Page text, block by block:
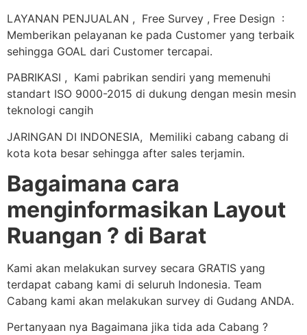
LAYANAN PENJUALAN , Free Survey , Free Design :
Memberikan pelayanan ke pada Customer yang terbaik
sehingga GOAL dari Customer tercapai.
PABRIKASI , Kami pabrikan sendiri yang memenuhi
standart ISO 9000-2015 di dukung dengan mesin mesin
teknologi cangih
JARINGAN DI INDONESIA, Memiliki cabang cabang di
kota kota besar sehingga after sales terjamin.
Bagaimana cara
menginformasikan Layout
Ruangan ? di Barat
Kami akan melakukan survey secara GRATIS yang
terdapat cabang kami di seluruh Indonesia. Team
Cabang kami akan melakukan survey di Gudang ANDA.
Pertanyaan nya Bagaimana jika tida ada Cabang ?